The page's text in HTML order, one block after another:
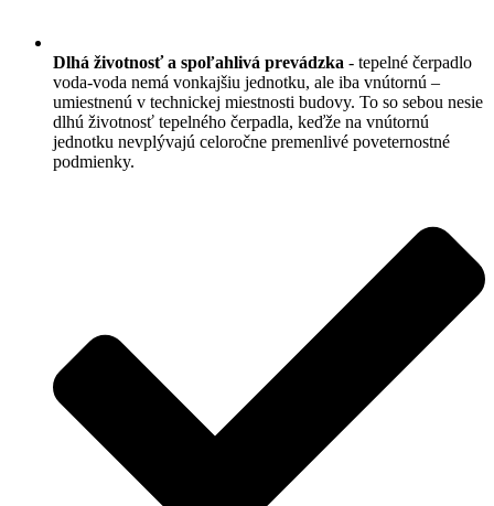
Dlhá životnosť a spoľahlivá prevádzka - tepelné čerpadlo
voda-voda nemá vonkajšiu jednotku, ale iba vnútornú –
umiestnenú v technickej miestnosti budovy. To so sebou nesie
dlhú životnosť tepelného čerpadla, keďže na vnútornú
jednotku nevplývajú celoročne premenlivé poveternostné
podmienky.